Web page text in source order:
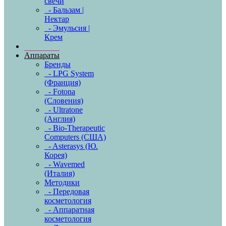
- Бальзам |
Нектар
- Эмульсия |
Крем
Аппараты
Бренды
- LPG System
(Франция)
- Fotona
(Словения)
- Ultratone
(Англия)
- Bio-Therapeutic
Computers (США)
- Asterasys (Ю.
Корея)
- Wavemed
(Италия)
Методики
- Передовая
косметология
- Аппаратная
косметология